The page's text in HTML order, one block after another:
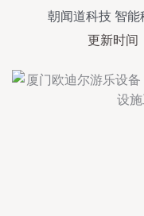
朝闻道科技 智能
更新时间